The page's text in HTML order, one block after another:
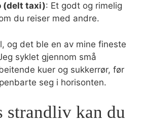
(delt taxi): Et godt og rimelig
du reiser med andre.
og det ble en av mine fineste
syklet gjennom små
kuer og sukkerrør, før
seg i horisonten.
strandliv kan du